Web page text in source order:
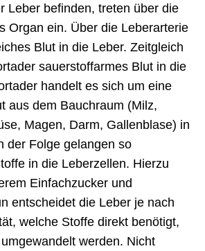
Leber befinden, treten über die
Organ ein. Über die Leberarterie
Blut in die Leber. Zeitgleich
sauerstoffarmes Blut in die
handelt es sich um eine
aus dem Bauchraum (Milz,
Magen, Darm, Gallenblase) in
der Folge gelangen so
in die Leberzellen. Hierzu
Einfachzucker und
entscheidet die Leber je nach
welche Stoffe direkt benötigt,
werden. Nicht